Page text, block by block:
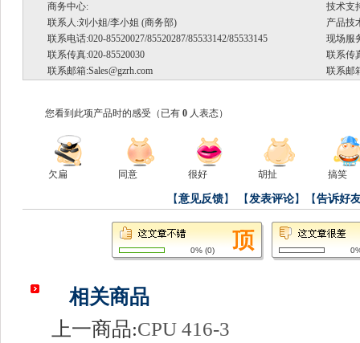
商务中心:
技术支
联系人:刘小姐/李小姐 (商务部)
产品技
联系电话:020-85520027/85520287/85533142/85533145
现场服
联系传真:020-85520030
联系传
联系邮箱:Sales@gzrh.com 联系邮
您看到此项产品时的感受 （已有 0 人表态）
欠扁 同意 很好 胡扯 搞笑
【意见反馈】 【发表评论】【告诉好
0% (0)
相关商品
上一商品:CPU 416-3